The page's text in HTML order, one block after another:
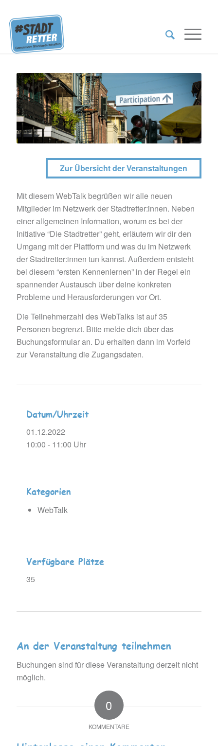
Zur Übersicht der Veranstaltungen
Mit diesem WebTalk begrüßen wir alle neuen
Mitglieder im Netzwerk der Stadtretter:innen. Neben
einer allgemeinen Information, worum es bei der
Initiative “Die Stadtretter” geht, erläutern wir dir den
Umgang mit der Plattform und was du im Netzwerk
der Stadtretter:innen tun kannst. Außerdem entsteht
bei diesem “ersten Kennenlernen” in der Regel ein
spannender Austausch über deine konkreten
Probleme und Herausforderungen vor Ort.
Die Teilnehmerzahl des WebTalks ist auf 35
Personen begrenzt. Bitte melde dich über das
Buchungsformular an. Du erhalten dann im Vorfeld
zur Veranstaltung die Zugangsdaten.
Datum/Uhrzeit
01.12.2022
10:00 - 11:00 Uhr
Kategorien
WebTalk
Verfügbare Plätze
35
An der Veranstaltung teilnehmen
Buchungen sind für diese Veranstaltung derzeit nicht
möglich.
0
KOMMENTARE